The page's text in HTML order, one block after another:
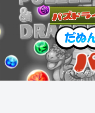
パズドラ生